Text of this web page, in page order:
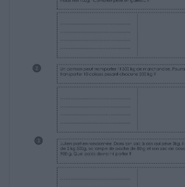
1 Résous les problèmes suivants.
par une phrase et inscris les calculs
que tu as effectués.
Paul a un paquet de 10 gâteaux
Sur son paquet est inscrit :
Poids net 700g. Combien pèse un
……………………………………
……………………………………
……………………………………
……………………………………
Un camion peut transporter 1t 500